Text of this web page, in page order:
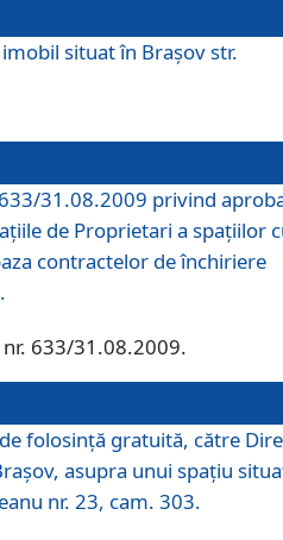
situat în Brașov str.
633/31.08.2009 privind
de Proprietari a spațiilor
contractelor de închiriere
nr. 633/31.08.2009.
folosinţă gratuită, către
asupra unui spaţiu
nr. 23, cam. 303.